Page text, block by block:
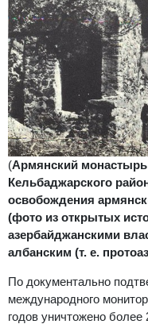
(Армянский
Кельбаджарского
освобождения
(фото из открытых
азербайджанскими
албанским (т. е.
По документально
международного
годов уничтожено более